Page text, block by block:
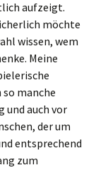
aufzeigt.
möchte
wissen, wem
Meine
manche
und auch vor
der um
entsprechend
zum